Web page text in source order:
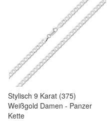
Stylisch 9 Karat (375)
Weißgold Damen - Panzer
Kette